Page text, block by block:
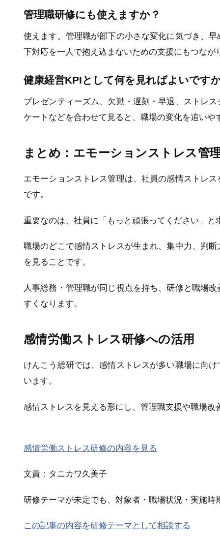
管理職研修にも使えますか？
使えます。管理職が部下の小さな変化に気づき、
下対応を一人で抱え込まないための支援にもつなが
健康経営KPIとして何を見ればよいです
プレゼンティーズム、欠勤・遅刻・早退、ストレ
ケートなどを合わせて見ると、職場の変化を追いや
まとめ：エモーションストレス管
エモーションストレス管理は、社員の感情ストレ
です。
重要なのは、社員に「もっと頑張ってください」と
職場のどこで感情ストレスが生まれ、集中力、判
を見ることです。
人事総務・管理職が同じ視点を持ち、研修と職場
すくなります。
感情労働ストレス研修への活用
けんこう総研では、感情ストレスが多い職場に向
います。
感情ストレスを見える形にし、管理職支援や職場
感情労働ストレス研修の内容を見る
文責：タニカワ久美子
研修テーマが未定でも、対象者・職場状況・実施時
この記事の内容を研修テーマとして相談する